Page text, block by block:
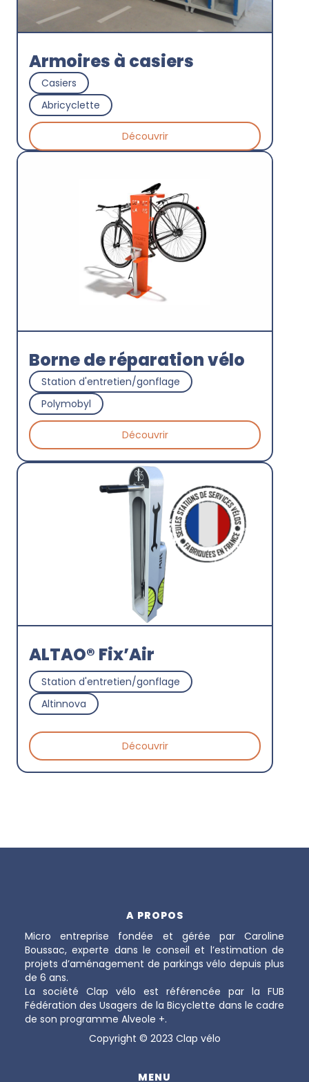
Armoires à casiers
Casiers
Abricyclette
Découvrir
Borne de réparation vélo
Station d'entretien/gonflage
Polymobyl
Découvrir
ALTAO® Fix’Air
Station d'entretien/gonflage
Altinnova
Découvrir
A PROPOS
Micro entreprise fondée et gérée par Caroline
Boussac, experte dans le conseil et l’estimation de
projets d’aménagement de parkings vélo depuis plus
de 6 ans.
La société Clap vélo est référencée par la FUB
Fédération des Usagers de la Bicyclette dans le cadre
de son programme Alveole +.
Copyright © 2023 Clap vélo
MENU